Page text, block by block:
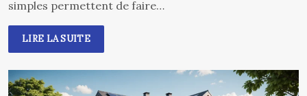
simples permettent de faire…
LIRE LA SUITE